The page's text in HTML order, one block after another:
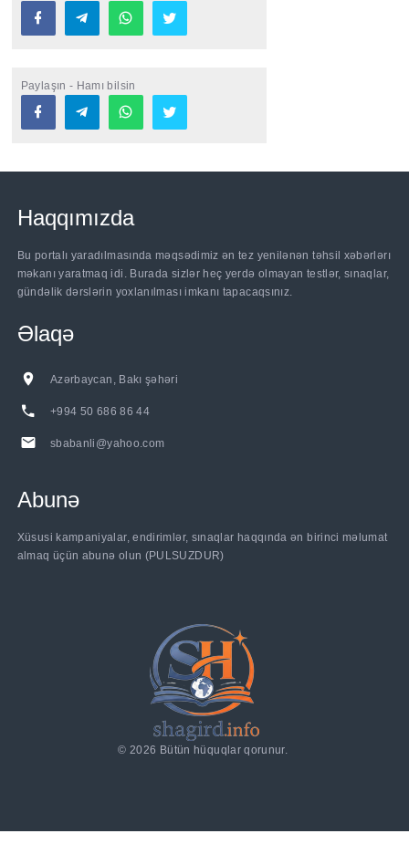
Paylaşın - Hamı bilsin
Haqqımızda
Bu portalı yaradılmasında məqsədimiz ən tez yenilənən təhsil xəbərlərı
məkanı yaratmaq idi. Burada sizlər heç yerdə olmayan testlər, sınaqlar,
gündəlik dərslərin yoxlanılması imkanı tapacaqsınız.
Əlaqə
Azərbaycan, Bakı şəhəri
+994 50 686 86 44
sbabanli@yahoo.com
Abunə
Xüsusi kampaniyalar, endirimlər, sınaqlar haqqında ən birinci məlumat
almaq üçün abunə olun (PULSUZDUR)
©2026 Bütün hüquqlar qorunur.